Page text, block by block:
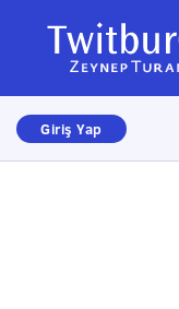
Giriş Yap